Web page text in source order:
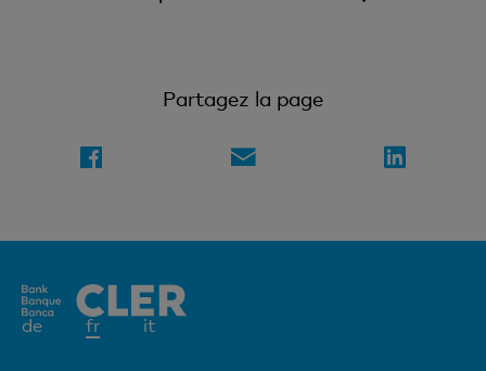
Partagez la page
de frElément
it